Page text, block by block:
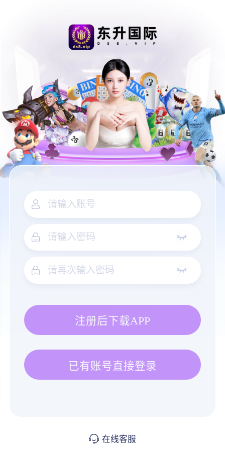
注册后下载APP
已有账号直接登录
在线客服